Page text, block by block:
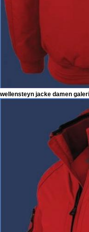
wellensteyn jacke damen